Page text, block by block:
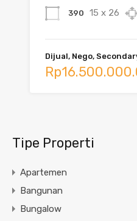
390 15 x 26
Dijual, Nego,
Tipe Properti
Apartemen
Bangunan
Bungalow